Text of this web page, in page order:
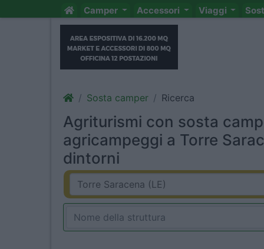
Camper Accessori Viaggi
Sosta camper Ricerca
Agriturismi con sosta
agricampeggi a Torre
dintorni